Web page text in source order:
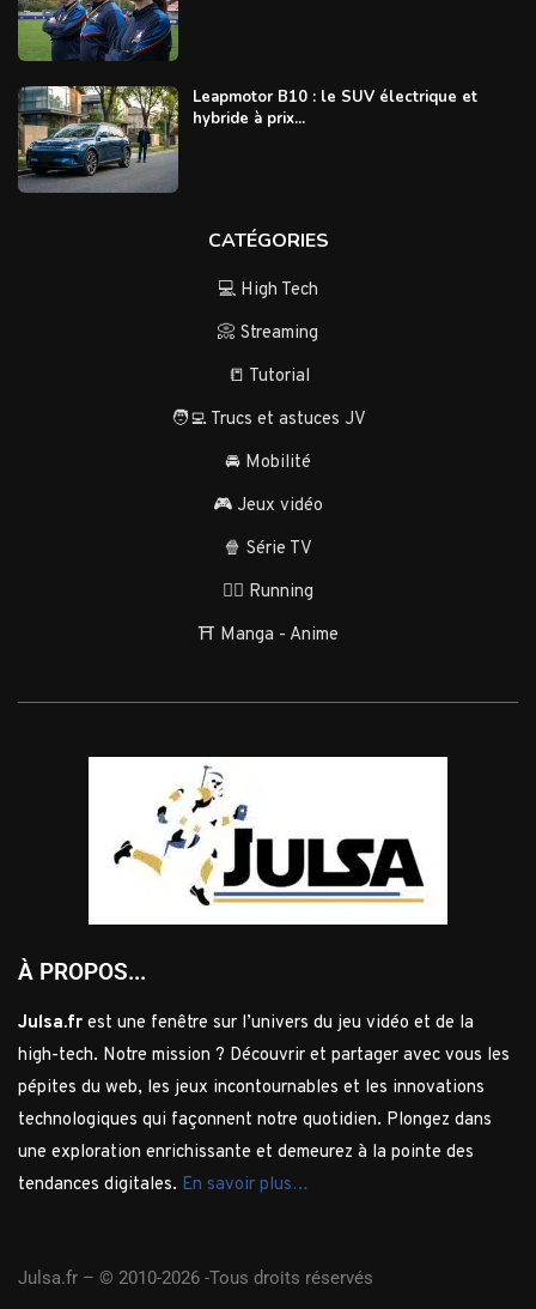
Leapmotor B10 : le SUV électrique et
hybride à prix...
CATÉGORIES
💻 High Tech
📀 Streaming
📒 Tutorial
🧑‍💻 Trucs et astuces JV
🚘 Mobilité
🎮 Jeux vidéo
🍿 Série TV
🏃‍♂️ Running
⛩️ Manga - Anime
À PROPOS...
Julsa.fr est une fenêtre sur l’univers du jeu vidéo et de la
high-tech. Notre mission ? Découvrir et partager avec vous les
pépites du web, les jeux incontournables et les innovations
technologiques qui façonnent notre quotidien. Plongez dans
une exploration enrichissante et demeurez à la pointe des
tendances digitales. En savoir plus…
Julsa.fr – © 2010-2026 -Tous droits réservés